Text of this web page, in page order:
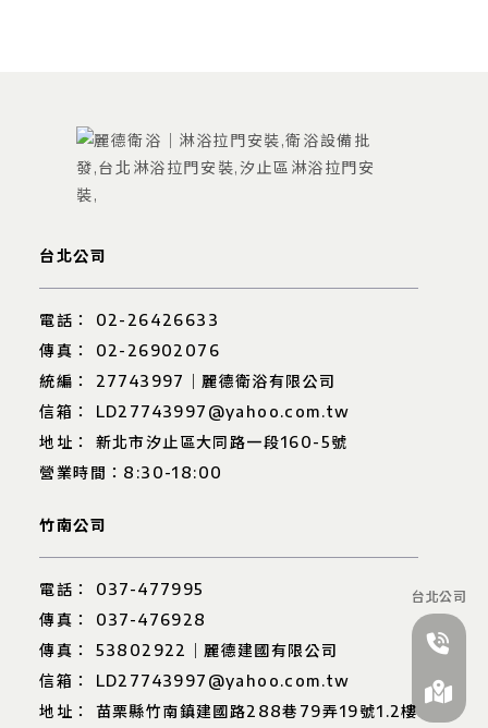
台北公司
02-26426633
02-26902076
27743997｜麗德衛浴有限公司
LD27743997@yahoo.com.tw
新北市汐止區大同路一段160-5號
營業時間：8:30-18:00
竹南公司
037-477995
037-476928
53802922｜麗德建國有限公司
LD27743997@yahoo.com.tw
苗栗縣竹南鎮建國路288巷79弄19號1.2樓